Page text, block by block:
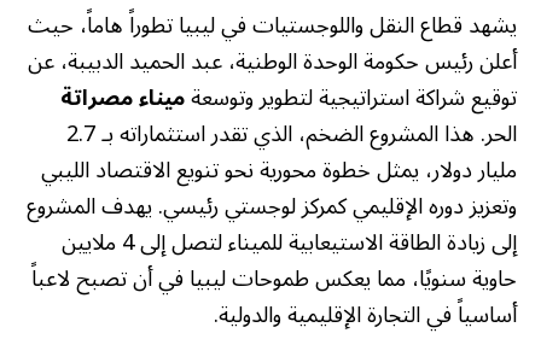
يشهد قطاع النقل واللوجستيات في ليبيا تطوراً هاماً، حيث
أعلن رئيس حكومة الوحدة الوطنية، عبد الحميد الدبيبة، عن
توقيع شراكة استراتيجية لتطوير وتوسعةميناء مصراتة
الحر. هذا المشروع الضخم، الذي تقدر استثماراته بـ 2.7
مليار دولار، يمثل خطوة محورية نحو تنويع الاقتصاد الليبي
وتعزيز دوره الإقليمي كمركز لوجستي رئيسي. يهدف المشروع
إلى زيادة الطاقة الاستيعابية للميناء لتصل إلى 4 ملايين
حاوية سنويًا، مما يعكس طموحات ليبيا في أن تصبح لاعباً
أساسياً في التجارة الإقليمية والدولية.